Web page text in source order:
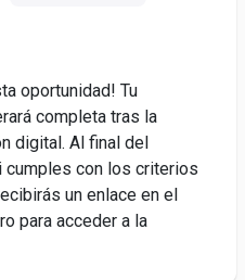
oportunidad! Tu
completa tras la
digital. Al final del
cumples con los criterios
un enlace en el
para acceder a la